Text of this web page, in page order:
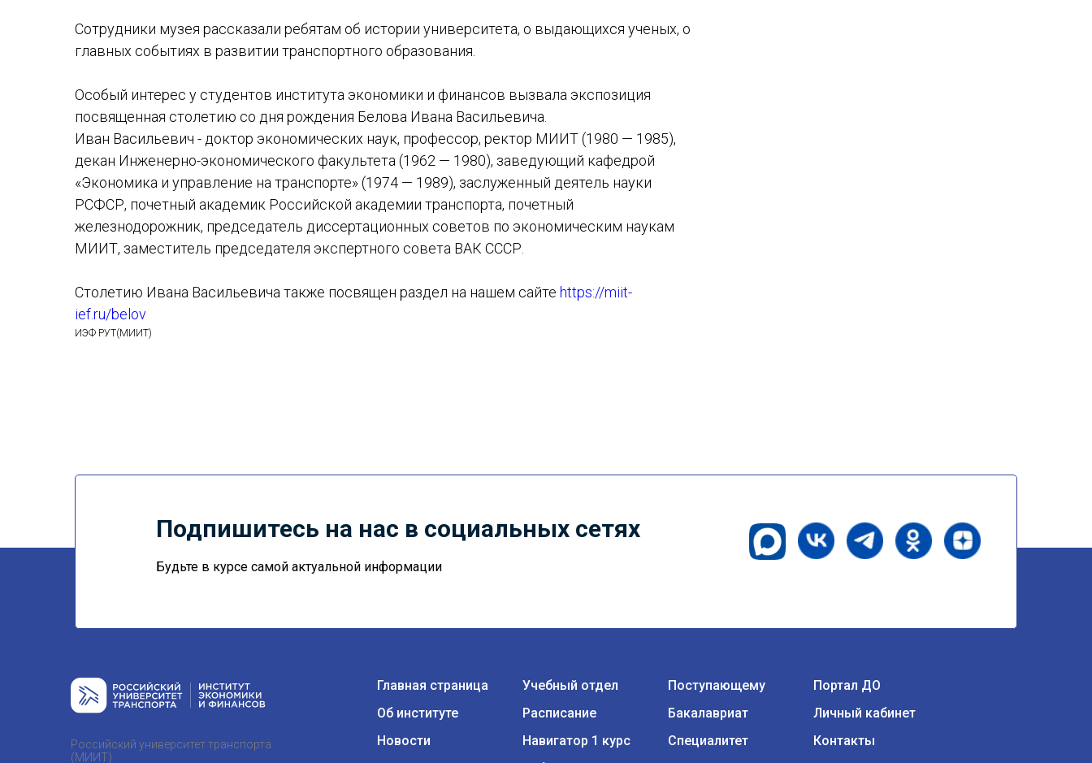
Сотрудники музея рассказали ребятам об истории университета, о выдающихся ученых, о
главных событиях в развитии транспортного образования.
Особый интерес у студентов института экономики и финансов вызвала экспозиция
посвященная столетию со дня рождения Белова Ивана Васильевича.
Иван Васильевич - доктор экономических наук, профессор, ректор МИИТ (1980 — 1985),
декан Инженерно-экономического факультета (1962 — 1980), заведующий кафедрой
«Экономика и управление на транспорте» (1974 — 1989), заслуженный деятель науки
РСФСР, почетный академик Российской академии транспорта, почетный
железнодорожник, председатель диссертационных советов по экономическим наукам
МИИТ, заместитель председателя экспертного совета ВАК СССР.
Столетию Ивана Васильевича также посвящен раздел на нашем сайте https://miit-
ief.ru/belov
ИЭФ РУТ(МИИТ)
Подпишитесь на нас в социальных сетях
Будьте в курсе самой актуальной информации
Российский университет транспорта
(МИИТ)
Главная страница
Об институте
Новости
Учебный отдел
Расписание
Навигатор 1 курс
Поступающему
Бакалавриат
Специалитет
Портал ДО
Личный кабинет
Контакты